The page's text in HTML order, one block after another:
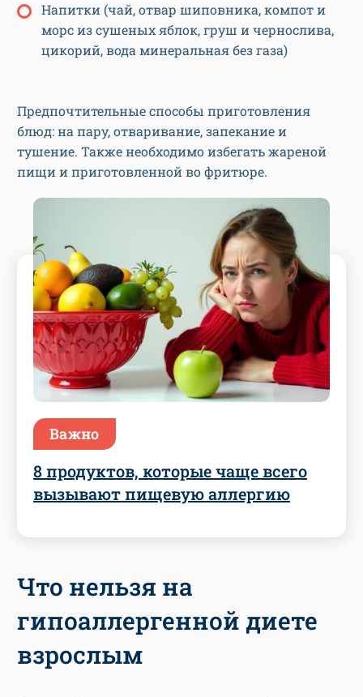
Напитки (чай, отвар шиповника, компот и
морс из сушеных яблок, груш и чернослива,
цикорий, вода минеральная без газа)
Предпочтительные способы приготовления
блюд: на пару, отваривание, запекание и
тушение. Также необходимо избегать жареной
пищи и приготовленной во фритюре.
Важно
8 продуктов, которые чаще всего
вызывают пищевую аллергию
Что нельзя на
гипоаллергенной диете
взрослым